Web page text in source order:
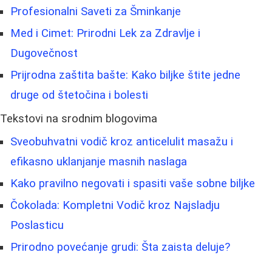
Profesionalni Saveti za Šminkanje
Med i Cimet: Prirodni Lek za Zdravlje i
Dugovečnost
Prijrodna zaštita bašte: Kako biljke štite jedne
druge od štetočina i bolesti
Tekstovi na srodnim blogovima
Sveobuhvatni vodič kroz anticelulit masažu i
efikasno uklanjanje masnih naslaga
Kako pravilno negovati i spasiti vaše sobne biljke
Čokolada: Kompletni Vodič kroz Najsladju
Poslasticu
Prirodno povećanje grudi: Šta zaista deluje?